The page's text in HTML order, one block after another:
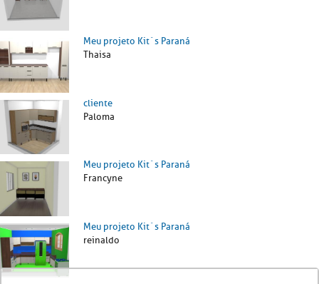
Meu projeto Kit´s Paraná
Thaisa
cliente
Paloma
Meu projeto Kit´s Paraná
Francyne
Meu projeto Kit´s Paraná
reinaldo